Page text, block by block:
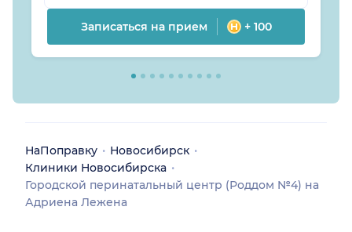
Записаться на прием + 100
НаПоправку
Новосибирск
Клиники Новосибирска
Городской перинатальный центр (Роддом №4) на
Адриена Лежена